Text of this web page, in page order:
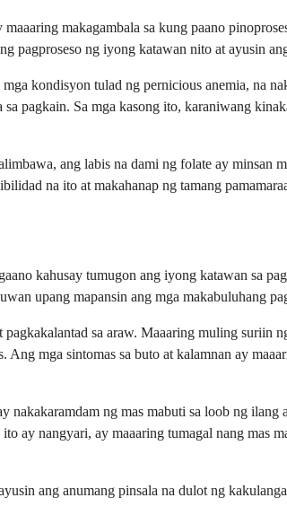
makagambala sa kung paano
pagproseso ng iyong katawan nito at ayusin
kondisyon tulad ng pernicious anemia, na
pagkain. Sa mga kasong ito, karaniwang
ang labis na dami ng folate ay minsan
na ito at makahanap ng tamang
kahusay tumugon ang iyong katawan sa
upang mapansin ang mga makabuluhang
sa araw. Maaaring muling suriin
mga sintomas sa buto at kalamnan ay
ng mas mabuti sa loob ng
ay nangyari, ay maaaring tumagal nang mas
ang anumang pinsala na dulot ng